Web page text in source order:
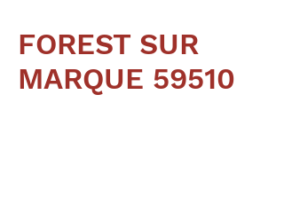
FOREST SUR
MARQUE 59510